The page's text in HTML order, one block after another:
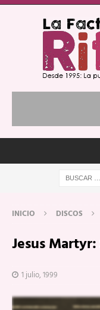
INICIO DISCOS
Jesus
1 julio, 1999